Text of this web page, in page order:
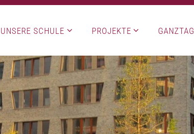
UNSERE SCHULE PROJEKTE GANZTAG